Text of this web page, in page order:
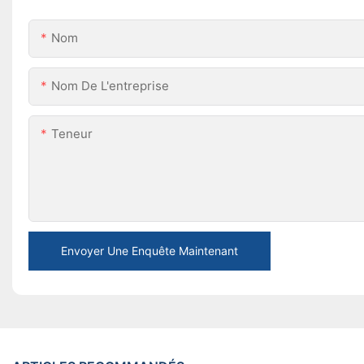
Nom
Nom De L'entreprise
Teneur
Envoyer Une Enquête Maintenant